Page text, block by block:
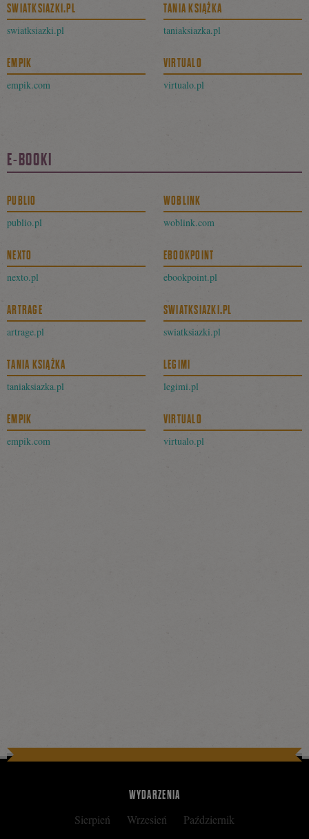
SWIATKSIAZKI.PL
swiatksiazki.pl
TANIA KSIĄŻKA
taniaksiazka.pl
EMPIK
empik.com
VIRTUALO
virtualo.pl
E-BOOKI
PUBLIO
publio.pl
WOBLINK
woblink.com
NEXTO
nexto.pl
EBOOKPOINT
ebookpoint.pl
ARTRAGE
artrage.pl
SWIATKSIAZKI.PL
swiatksiazki.pl
TANIA KSIĄŻKA
taniaksiazka.pl
LEGIMI
legimi.pl
EMPIK
empik.com
VIRTUALO
virtualo.pl
WYDARZENIA
Sierpień Wrzesień Październik